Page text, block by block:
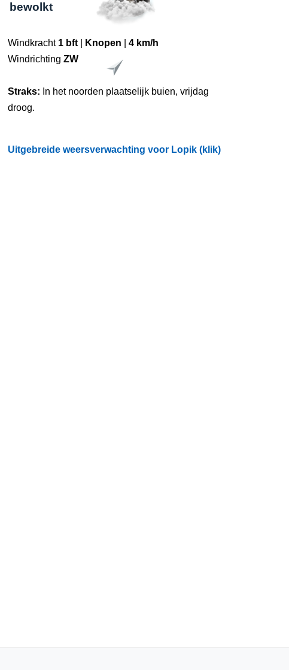
bewolkt
Windkracht 1 bft Knopen
4 km/h
Windrichting ZW
Straks: In het noorden plaatselijk buien, vrijdag
droog.
Uitgebreide weersverwachting voor Lopik (klik)